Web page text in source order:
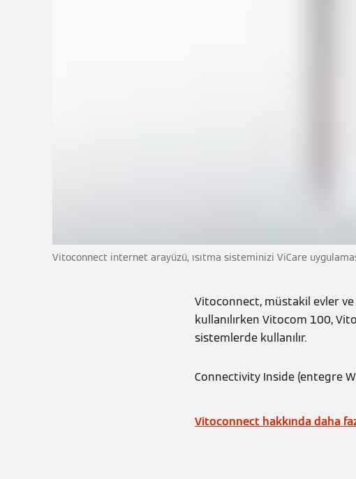
Vitoconnect internet arayüzü, ısıtma sisteminizi ViCare
Vitoconnect, müstakil evler
kullanılırken Vitocom 100,
sistemlerde kullanılır.
Connectivity Inside (entegre
Vitoconnect hakkında daha